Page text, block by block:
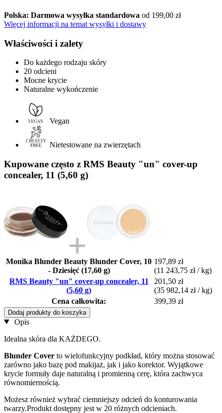
Polska: Darmowa wysyłka standardowa od 199,00 zł
Więcej informacji na temat wysyłki i dostawy
Właściwości i zalety
Do każdego rodzaju skóry
20 odcieni
Mocne krycie
Naturalne wykończenie
Vegan
Nietestowane na zwierzętach
Kupowane często z RMS Beauty "un" cover-up
concealer, 11 (5,60 g)
Monika Blunder Beauty Blunder Cover, 10
- Dziesięć (17,60 g)
197,89 zł
(11 243,75 zł / kg)
RMS Beauty "un" cover-up concealer, 11
(5,60 g)
201,50 zł
(35 982,14 zł / kg)
Cena całkowita:
399,39 zł
Dodaj produkty do koszyka
Opis
Idealna skóra dla KAŻDEGO.
Blunder Cover to wielofunkcyjny podkład, który można stosować
zarówno jako bazę pod makijaż, jak i jako korektor. Wyjątkowe
krycie formuły daje naturalną i promienną cerę, która zachwyca
równomiernością.
Możesz również wybrać ciemniejszy odcień do konturowania
twarzy.Produkt dostępny jest w 20 różnych odcieniach.